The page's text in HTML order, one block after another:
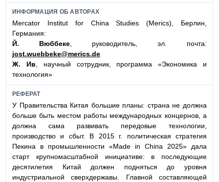
ИНФОРМАЦИЯ ОБ АВТОРАХ
Mercator Institut for China Studies (Merics), Берлин,
Германия:
Й. Вюббеке , руководитель, эл. почта:
jost.wuebbeke@merics.de
Ж. Ив , научный сотрудник, программа «Экономика и
технология»
РЕФЕРАТ
У Правительства Китая большие планы: страна не должна
больше быть местом работы международных концернов, а
должна сама развивать передовые технологии,
производство и сбыт. В 2015 г. политическая стратегия
Пекина в промышленности «Made in China 2025» дала
старт крупномасштабной инициативе: в последующие
десятилетия Китай должен подняться до уровня
индустриальной сверхдержавы. Главной составляющей